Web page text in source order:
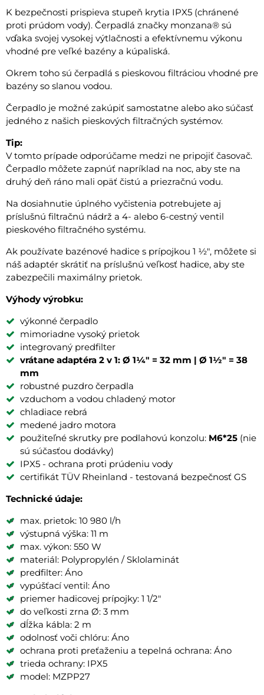
K bezpečnosti prispieva stupeň krytia IPX5 (chránené
proti prúdom vody). Čerpadlá značky monzana® sú
vďaka svojej vysokej výtlačnosti a efektívnemu výkonu
vhodné pre veľké bazény a kúpaliská.
Okrem toho sú čerpadlá s pieskovou filtráciou vhodné pre
bazény so slanou vodou.
Čerpadlo je možné zakúpiť samostatne alebo ako súčasť
jedného z našich pieskových filtračných systémov.
Tip:
V tomto prípade odporúčame medzi ne pripojiť časovač.
Čerpadlo môžete zapnúť napríklad na noc, aby ste na
druhý deň ráno mali opäť čistú a priezračnú vodu.
Na dosiahnutie úplného vyčistenia potrebujete aj
príslušnú filtračnú nádrž a 4- alebo 6-cestný ventil
pieskového filtračného systému.
Ak používate bazénové hadice s prípojkou 1 ½", môžete si
náš adaptér skrátiť na príslušnú veľkosť hadice, aby ste
zabezpečili maximálny prietok.
Výhody výrobku:
výkonné čerpadlo
mimoriadne vysoký prietok
integrovaný predfilter
vrátane adaptéra 2 v 1: Ø 1¼" = 32 mm | Ø 1½" = 38
mm
robustné puzdro čerpadla
vzduchom a vodou chladený motor
chladiace rebrá
medené jadro motora
použiteľné skrutky pre podlahovú konzolu: M6*25 (nie
sú súčasťou dodávky)
IPX5 - ochrana proti prúdeniu vody
certifikát TÜV Rheinland - testovaná bezpečnosť GS
Technické údaje:
max. prietok: 10 980 l/h
výstupná výška: 11 m
max. výkon: 550 W
materiál: Polypropylén / Sklolaminát
predfilter: Áno
vypúšťací ventil: Áno
priemer hadicovej prípojky: 1 1/2"
do veľkosti zrna Ø: 3 mm
dĺžka kábla: 2 m
odolnosť voči chlóru: Áno
ochrana proti preťaženiu a tepelná ochrana: Áno
trieda ochrany: IPX5
model: MZPP27